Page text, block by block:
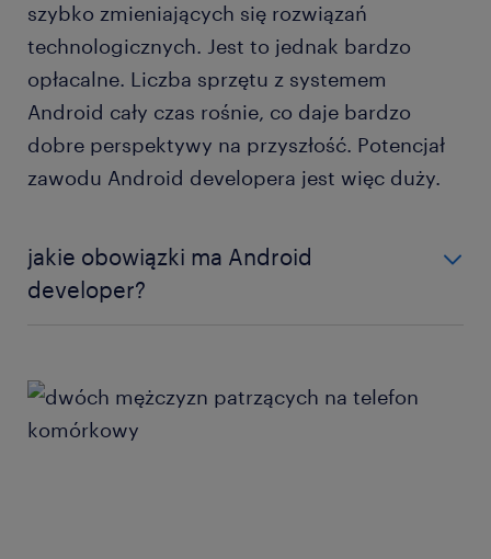
szybko zmieniających się rozwiązań
technologicznych. Jest to jednak bardzo
opłacalne. Liczba sprzętu z systemem
Android cały czas rośnie, co daje bardzo
dobre perspektywy na przyszłość. Potencjał
zawodu Android developera jest więc duży.
jakie obowiązki ma Android
developer?
charakter zależy m.in. od tego, jakie doświadczenie i
umiejętności ma dany pracownik oraz jakie
stanowisko obejmuje. Początkujące osoby